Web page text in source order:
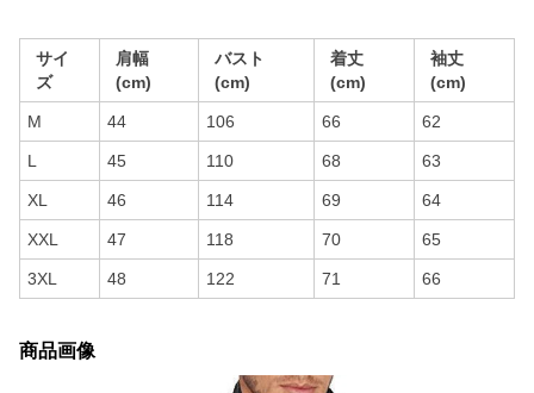
サイ
ズ
肩幅
(cm)
バスト
(cm)
着丈
(cm)
袖丈
(cm)
M 44 106 66 62
L 45 110 68 63
XL 46 114 69 64
XXL 47 118 70 65
3XL 48 122 71 66
商品画像